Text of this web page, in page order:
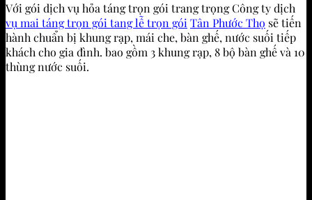
Với gói dịch vụ hỏa táng trọn gói trang trọng Công ty dịch
vụ mai táng trọn gói tang lễ trọn góiTân Phước Thọ sẽ tiến
hành chuẩn bị khung rạp, mái che, bàn ghế, nước suối tiếp
khách cho gia đình. bao gồm 3 khung rạp, 8 bộ bàn ghế và 10
thùng nước suối.